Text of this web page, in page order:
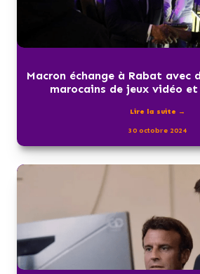
Macron échange à Rabat avec
marocains de jeux vidéo et
Lire la suite →
30 octobre 2024